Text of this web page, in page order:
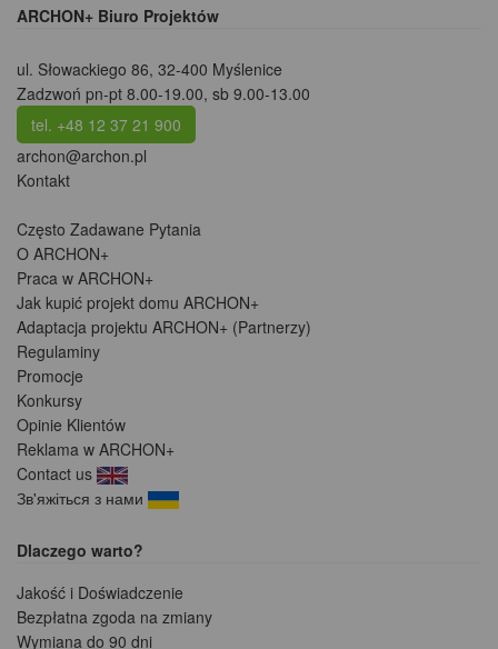
ARCHON+ Biuro Projektów
ul. Słowackiego 86, 32-400 Myślenice
Zadzwoń pn-pt 8.00-19.00, sb 9.00-13.00
tel. +48 12 37 21 900
archon@archon.pl
Kontakt
Często Zadawane Pytania
O ARCHON+
Praca w ARCHON+
Jak kupić projekt domu ARCHON+
Adaptacja projektu ARCHON+ (Partnerzy)
Regulaminy
Promocje
Konkursy
Opinie Klientów
Reklama w ARCHON+
Contact us
Зв'яжіться з нами
Dlaczego warto?
Jakość i Doświadczenie
Bezpłatna zgoda na zmiany
Wymiana do 90 dni